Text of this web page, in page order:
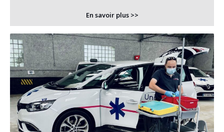
En savoir plus >>